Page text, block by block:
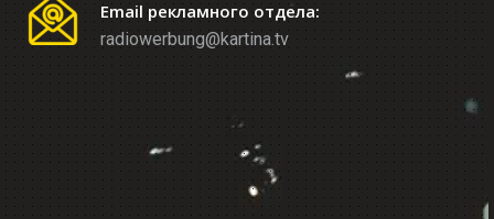
Email рекламного отдела:
radiowerbung@kartina.tv